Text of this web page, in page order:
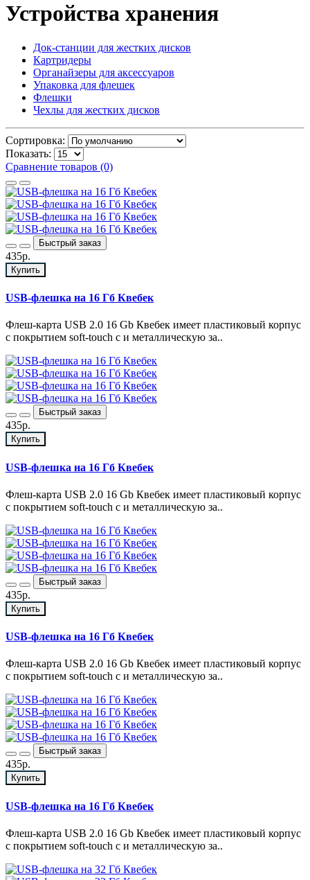
Устройства хранения
Док-станции для жестких дисков
Картридеры
Органайзеры для аксессуаров
Упаковка для флешек
Флешки
Чехлы для жестких дисков
Сортировка:
Показать:
Сравнение товаров (0)
Быстрый заказ
435р.
Купить
USB-флешка на 16 Гб Квебек
Флеш-карта USB 2.0 16 Gb Квебек имеет пластиковый корпус
с покрытием soft-touch с и металлическую за..
Быстрый заказ
435р.
Купить
USB-флешка на 16 Гб Квебек
Флеш-карта USB 2.0 16 Gb Квебек имеет пластиковый корпус
с покрытием soft-touch с и металлическую за..
Быстрый заказ
435р.
Купить
USB-флешка на 16 Гб Квебек
Флеш-карта USB 2.0 16 Gb Квебек имеет пластиковый корпус
с покрытием soft-touch с и металлическую за..
Быстрый заказ
435р.
Купить
USB-флешка на 16 Гб Квебек
Флеш-карта USB 2.0 16 Gb Квебек имеет пластиковый корпус
с покрытием soft-touch с и металлическую за..